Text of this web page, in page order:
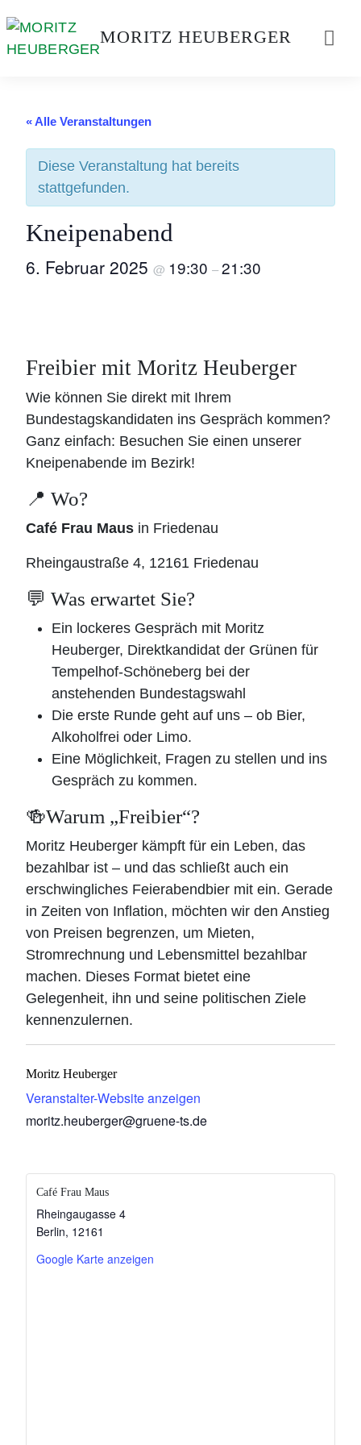
zum
Inhalt
MORITZ HEUBERGER
« Alle Veranstaltungen
Diese Veranstaltung hat bereits
stattgefunden.
Kneipenabend
6. Februar 2025 @ 19:30 –21:30
Freibier mit Moritz Heuberger
Wie können Sie direkt mit Ihrem
Bundestagskandidaten ins Gespräch kommen?
Ganz einfach: Besuchen Sie einen unserer
Kneipenabende im Bezirk!
📍 Wo?
Café Frau Maus in Friedenau
Rheingaustraße 4, 12161 Friedenau
💬 Was erwartet Sie?
Ein lockeres Gespräch mit Moritz
Heuberger, Direktkandidat der Grünen für
Tempelhof-Schöneberg bei der
anstehenden Bundestagswahl
Die erste Runde geht auf uns – ob Bier,
Alkoholfrei oder Limo.
Eine Möglichkeit, Fragen zu stellen und ins
Gespräch zu kommen.
🍻Warum „Freibier“?
Moritz Heuberger kämpft für ein Leben, das
bezahlbar ist – und das schließt auch ein
erschwingliches Feierabendbier mit ein. Gerade
in Zeiten von Inflation, möchten wir den Anstieg
von Preisen begrenzen, um Mieten,
Stromrechnung und Lebensmittel bezahlbar
machen. Dieses Format bietet eine
Gelegenheit, ihn und seine politischen Ziele
kennenzulernen.
Moritz Heuberger
Veranstalter-Website anzeigen
moritz.heuberger@gruene-ts.de
Café Frau Maus
Rheingaugasse 4
Berlin, 12161
Google Karte anzeigen